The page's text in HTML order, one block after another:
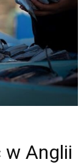
w Anglii